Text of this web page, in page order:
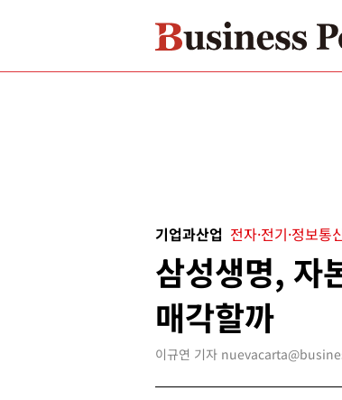
기업과산업 전자·전기·정보통
삼성생명, 자
매각할까
이규연 기자